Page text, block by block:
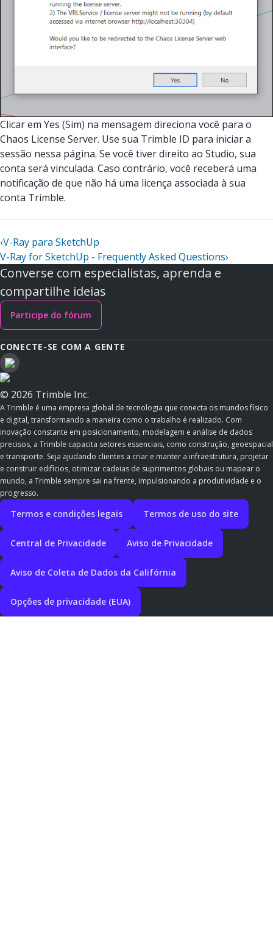
Clicar em Yes (Sim) na mensagem direciona você para o
Chaos License Server. Use sua Trimble ID para iniciar a
sessão nessa página. Se você tiver direito ao Studio, sua
conta será vinculada. Caso contrário, você receberá uma
notificação de que não há uma licença associada à sua
conta Trimble.
‹V-Ray para SketchUp
V-Ray for SketchUp - Frequently Asked Questions›
Converse com especialistas, aprenda e
compartilhe ideias
Participe do fórum
CONECTE-SE COM A GENTE
© 2026 Trimble Inc.
A Trimble é uma empresa global de tecnologia que conecta os mundos físico
e digital, transformando a maneira como o trabalho é realizado. Com
inovação constante em posicionamento, modelagem e análise de dados
precisos, a Trimble capacita setores essenciais, como construção, geoespacial
e transporte. Seja ajudando clientes a criar e manter a infraestrutura, projetar
e construir edifícios, otimizar cadeias de suprimentos globais ou mapear o
mundo, a Trimble sempre sai na frente, impulsionando a produtividade e o
progresso.
Termos e condições legais Termos de uso do site
Central de Privacidade Aviso de Privacidade
Aviso de Coleta de Dados da Califórnia
Opções de privacidade (EUA)